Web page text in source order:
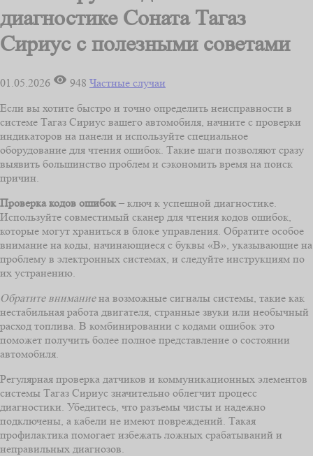
диагностике Соната Тагаз
Сириус с полезными советами
01.05.2026 948 Частные случаи
Если вы хотите быстро и точно определить неисправности в
системе Tагаз Сириус вашего автомобиля, начните с проверки
индикаторов на панели и используйте специальное
оборудование для чтения ошибок. Такие шаги позволяют сразу
выявить большинство проблем и сэкономить время на поиск
причин.
Проверка кодов ошибок– ключ к успешной диагностике.
Используйте совместимый сканер для чтения кодов ошибок,
которые могут храниться в блоке управления. Обратите особое
внимание на коды, начинающиеся с буквы «B», указывающие на
проблему в электронных системах, и следуйте инструкциям по
их устранению.
Обратите вниманиена возможные сигналы системы, такие как
нестабильная работа двигателя, странные звуки или необычный
расход топлива. В комбинировании с кодами ошибок это
поможет получить более полное представление о состоянии
автомобиля.
Регулярная проверка датчиков и коммуникационных элементов
системы Тагаз Сириус значительно облегчит процесс
диагностики. Убедитесь, что разъемы чисты и надежно
подключены, а кабели не имеют повреждений. Такая
профилактика помогает избежать ложных срабатываний и
неправильных диагнозов.